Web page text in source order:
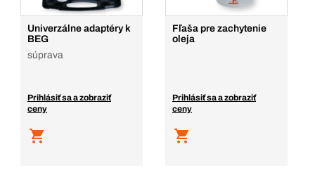
Univerzálne adaptéry k
BEG
súprava
Prihlásiť sa a zobraziť
ceny
Fľaša pre zachytenie
oleja
Prihlásiť sa a zobraziť
ceny